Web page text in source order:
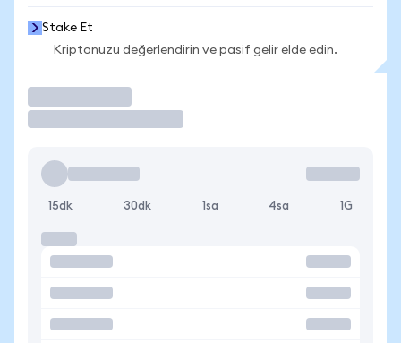
Stake Et
Kriptonuzu değerlendirin ve pasif gelir elde edin.
15dk 30dk 1sa 4sa 1G